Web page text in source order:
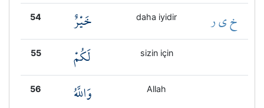
54 خَيْرٌ daha iyidir خ ي ر
55 لَكُمْ sizin için
56 وَاللَّهُ Allah